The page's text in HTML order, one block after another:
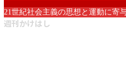
21世紀社会主義の思想と運動に寄
週刊かけはし